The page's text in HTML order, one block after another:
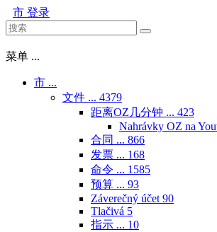
市 登录
菜单 ...
市 ...
文件 ... 4379
距离OZ几分钟 ... 423
Nahrávky OZ na
合同 ... 866
发票 ... 168
命令 ... 1585
预算 ... 93
Záverečný účet 90
Tlačivá 5
指示 ... 10